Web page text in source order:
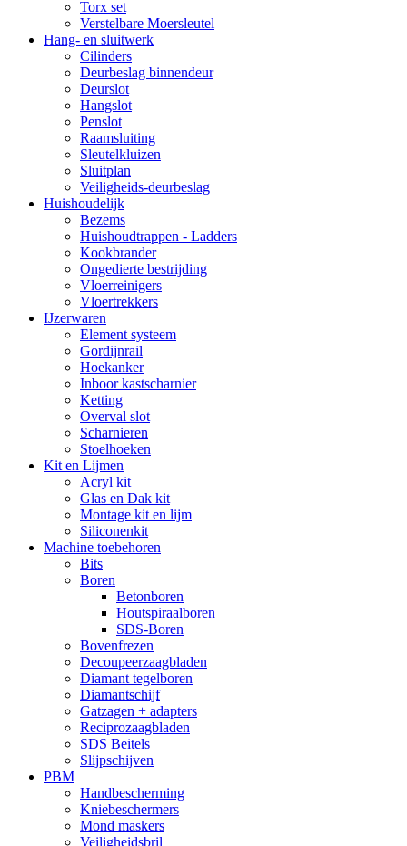
Torx set
Verstelbare Moersleutel
Hang- en sluitwerk
Cilinders
Deurbeslag binnendeur
Deurslot
Hangslot
Penslot
Raamsluiting
Sleutelkluizen
Sluitplan
Veiligheids-deurbeslag
Huishoudelijk
Bezems
Huishoudtrappen - Ladders
Kookbrander
Ongedierte bestrijding
Vloerreinigers
Vloertrekkers
IJzerwaren
Element systeem
Gordijnrail
Hoekanker
Inboor kastscharnier
Ketting
Overval slot
Scharnieren
Stoelhoeken
Kit en Lijmen
Acryl kit
Glas en Dak kit
Montage kit en lijm
Siliconenkit
Machine toebehoren
Bits
Boren
Betonboren
Houtspiraalboren
SDS-Boren
Bovenfrezen
Decoupeerzaagbladen
Diamant tegelboren
Diamantschijf
Gatzagen + adapters
Reciprozaagbladen
SDS Beitels
Slijpschijven
PBM
Handbescherming
Kniebeschermers
Mond maskers
Veiligheidsbril